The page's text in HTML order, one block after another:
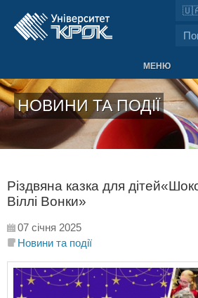
МЕНЮ
НОВИНИ ТА ПОДІЇ
Різдвяна казка для
Віллі Вонки»
07 січня 2025
Новини та події